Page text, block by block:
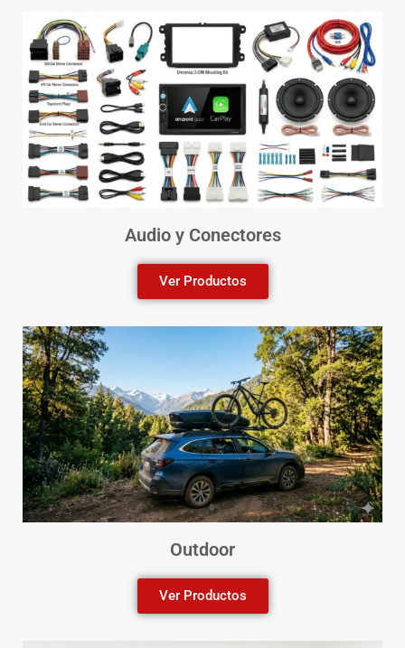
Audio y Conectores
Ver Productos
Outdoor
Ver Productos